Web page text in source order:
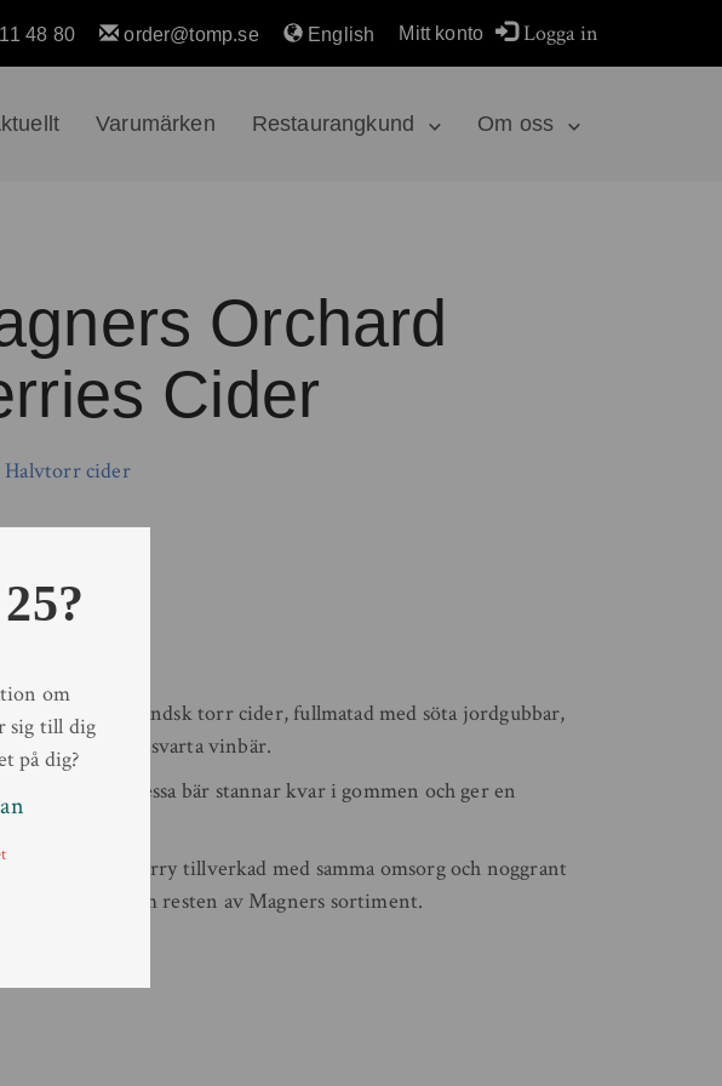
Varumärken Restaurangkund Om oss
48 80 order@tomp.se English Mitt konto Logga in
Orchard
Cider
Halvtorr cider
4 %
12
56,8 cl
Berry är en irländsk torr cider, fullmatad med söta jordgubbar,
hallon och saftiga svarta vinbär.
smaken av dessa bär stannar kvar i gommen och ger en
lång finish.
är Magners Berry tillverkad med samma omsorg och noggrant
ingredienser som resten av Magners sortiment.
om
sig till dig
på dig?